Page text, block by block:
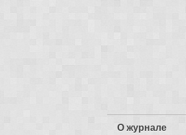
О журнале